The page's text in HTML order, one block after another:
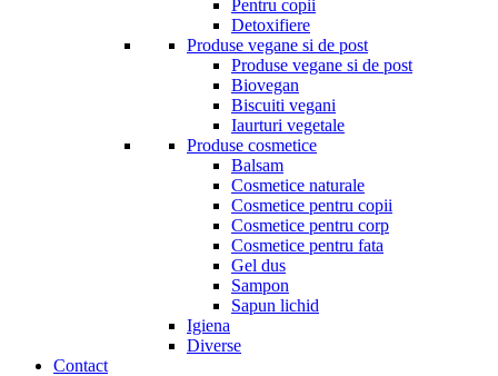
Pentru copii
Detoxifiere
Produse vegane si de post
Produse vegane si de post
Biovegan
Biscuiti vegani
Iaurturi vegetale
Produse cosmetice
Balsam
Cosmetice naturale
Cosmetice pentru copii
Cosmetice pentru corp
Cosmetice pentru fata
Gel dus
Sampon
Sapun lichid
Igiena
Diverse
Contact